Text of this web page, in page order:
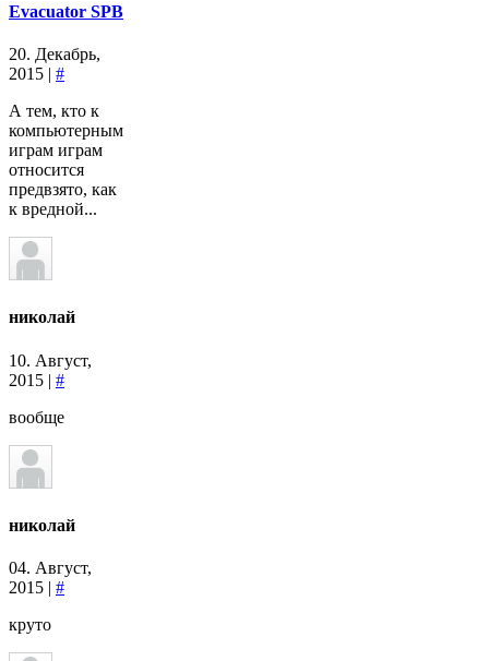
Evacuator SPB
20. Декабрь,
2015 | #
А тем, кто к
компьютерным
играм играм
относится
предвзято, как
к вредной...
николай
10. Август,
2015 | #
вообще
николай
04. Август,
2015 | #
круто